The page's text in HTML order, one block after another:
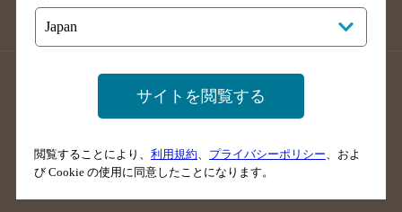
サイトを閲覧する
閲覧することにより、 利用規約、 プライバシーポリシー、およ
び Cookie の使用に同意したことになります。